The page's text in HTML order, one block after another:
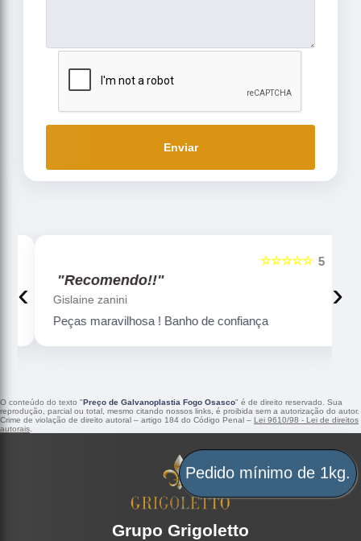
Enviar
5
☆☆☆☆☆
"Recomendo!!"
Gislaine zanini
Peças maravilhosa ! Banho de confiança
‹ ›
O conteúdo do texto "Preço de Galvanoplastia Fogo Osasco" é de direito reservado. Sua
reprodução, parcial ou total, mesmo citando nossos links, é proibida sem a autorização do autor.
Crime de violação de direito autoral – artigo 184 do Código Penal – Lei 9610/98 - Lei de direitos
autorais
Grupo Grigoletto
Pedido mínimo de 1kg.